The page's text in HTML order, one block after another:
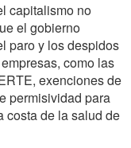
capitalismo no
el gobierno
paro y los despidos
como las
exenciones de
permisividad para
costa de la salud de